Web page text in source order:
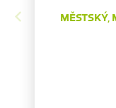
MĚSTSKÝ,